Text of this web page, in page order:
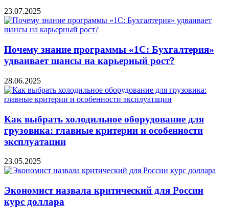
23.07.2025
Почему знание программы «1С: Бухгалтерия»
удваивает шансы на карьерный рост?
28.06.2025
Как выбрать холодильное оборудование для
грузовика: главные критерии и особенности
эксплуатации
23.05.2025
Экономист назвала критический для России
курс доллара